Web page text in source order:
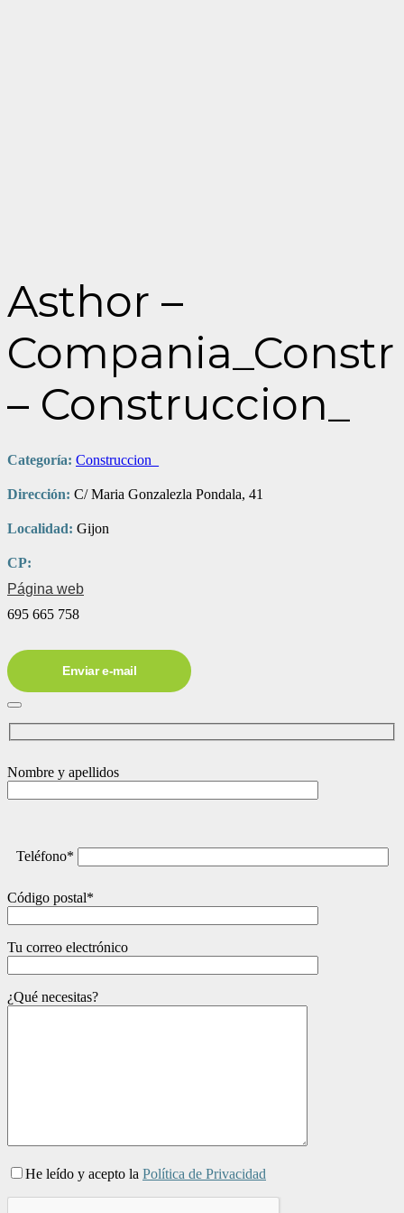
Asthor –
– Construccion_
Categoría: Construccion_
Dirección: C/ Maria Gonzalezla Pondala, 41
Localidad: Gijon
CP:
Página web
695 665 758
Enviar e-mail
Nombre y apellidos
Teléfono*
Código postal*
Tu correo electrónico
¿Qué necesitas?
He leído y acepto la Política de Privacidad